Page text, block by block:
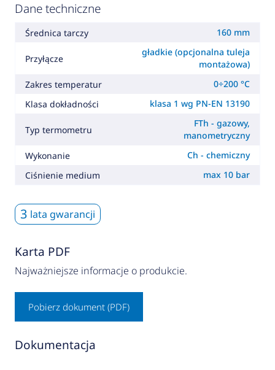
Dane techniczne
Średnica tarczy 160 mm
Przyłącze
gładkie (opcjonalna tuleja
montażowa)
Zakres temperatur
0÷200 °C
Klasa dokładności
klasa 1 wg PN-EN 13190
Typ termometru
FTh - gazowy,
manometryczny
Wykonanie
Ch - chemiczny
Ciśnienie medium
max 10 bar
3 lata gwarancji
Karta PDF
Najważniejsze informacje o produkcie.
Pobierz dokument (PDF)
Dokumentacja